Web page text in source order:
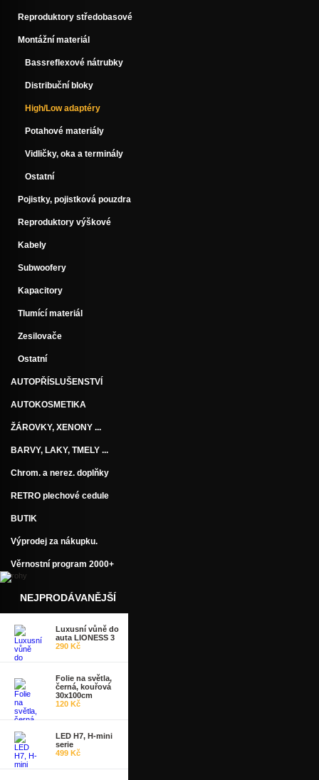
Reproduktory středobasové
Montážní materiál
Bassreflexové nátrubky
Distribuční bloky
High/Low adaptéry
Potahové materiály
Vidličky, oka a terminály
Ostatní
Pojistky, pojistková pouzdra
Reproduktory výškové
Kabely
Subwoofery
Kapacitory
Tlumící materiál
Zesilovače
Ostatní
AUTOPŘÍSLUŠENSTVÍ
AUTOKOSMETIKA
ŽÁROVKY, XENONY ...
BARVY, LAKY, TMELY ...
Chrom. a nerez. doplňky
RETRO plechové cedule
BUTIK
Výprodej za nákupku.
Věrnostní program 2000+
NEJPRODÁVANĚJŠÍ
Luxusní vůně do
auta LIONESS 3
290 Kč
Folie na světla,
černá, kouřová
30x100cm
120 Kč
LED H7, H-mini
serie
499 Kč